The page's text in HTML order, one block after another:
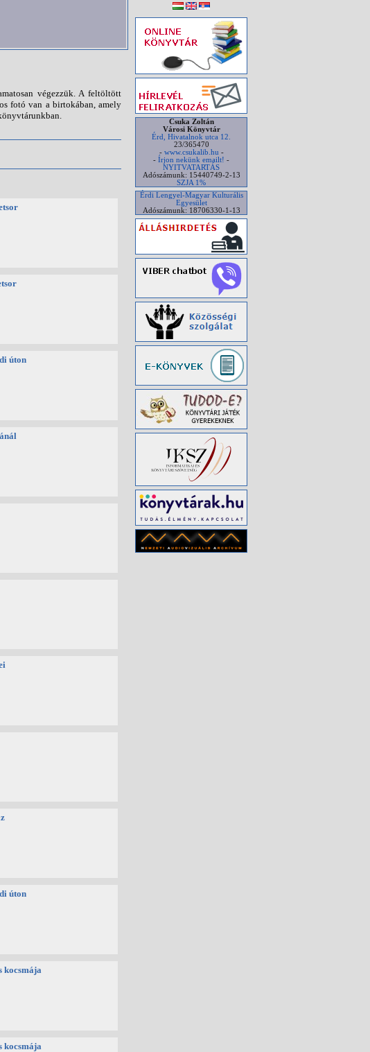
végezzük. A feltöltött
fotó van a birtokában, amely
úton
úton
kocsmája
kocsmája
Csuka Zoltán
Városi Könyvtár
Érd, Hivatalnok utca 12.
23/365470
- www.csukalib.hu -
- Írjon nekünk emailt! -
NYITVATARTÁS
Adószámunk: 15440749-2-13
SZJA 1%
Érdi Lengyel-Magyar Kulturális
Egyesület
Adószámunk: 18706330-1-13